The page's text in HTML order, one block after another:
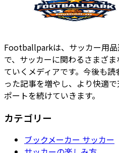
Footballparkは、サッカー用
で、サッカーに関わるさまざ
ていくメディアです。今後も
った記事を増やし、より快適
ポートを続けていきます。
カテゴリー
ブックメーカー サッカー